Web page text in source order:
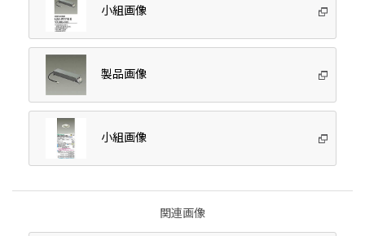
小組画像
製品画像
小組画像
関連画像